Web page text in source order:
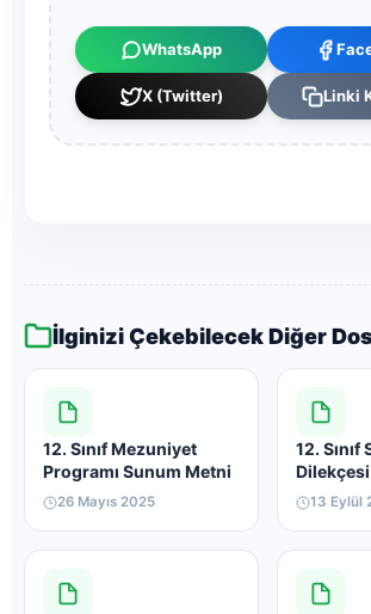
WhatsApp
X (Twitter) Linki
İlginizi Çekebilecek Diğer
12. Sınıf Mezuniyet
Programı Sunum Metni
26 Mayıs 2025
12.
13 Eylül